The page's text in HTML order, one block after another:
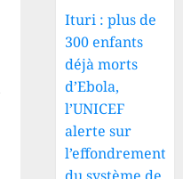
Ituri : plus de
300 enfants
déjà morts
d’Ebola,
l’UNICEF
alerte sur
l’effondrement